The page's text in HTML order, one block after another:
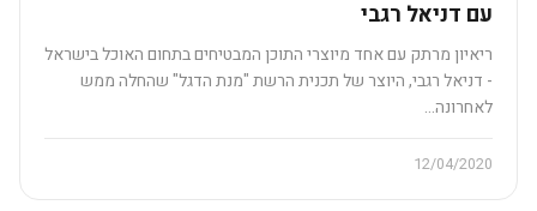
עם דניאל רגבי
ריאיון מרתק עם אחד מיוצרי התוכן המבטיחים בתחום האוכל בישראל
- דניאל רגבי, היוצר של תכנית הרשת "מנת הדגל" שהחלה ממש
לאחרונה…
12/04/2020